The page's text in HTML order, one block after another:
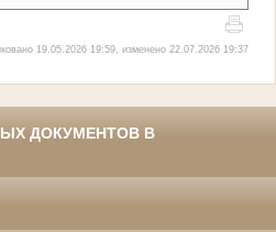
19.05.2026 19:59, изменено 22.07.2026 19:37
ДОКУМЕНТОВ В